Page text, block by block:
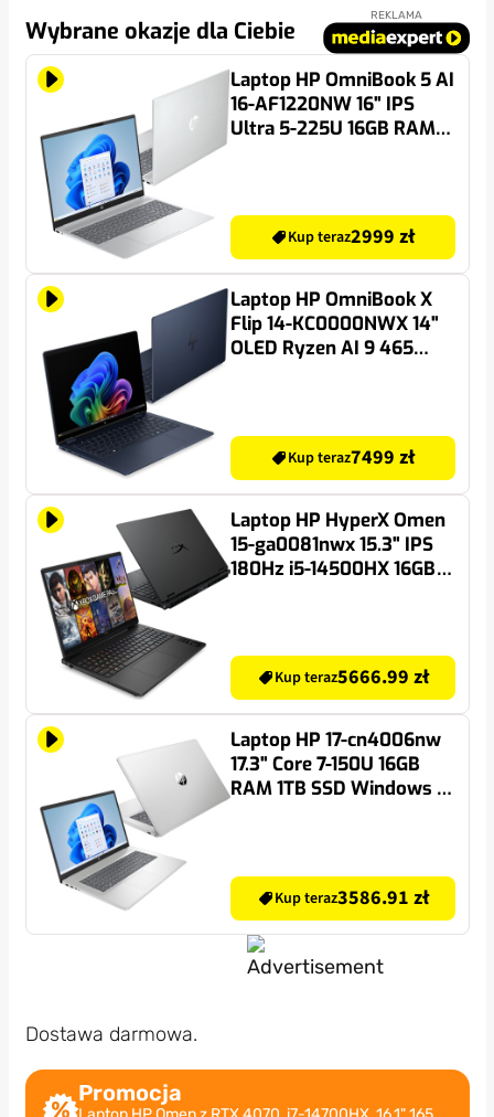
Wybrane okazje dla Ciebie
REKLAMA
Laptop HP OmniBook 5 AI
16-AF1220NW 16" IPS
Ultra 5-225U 16GB RAM
Kup teraz2999 zł
Laptop HP OmniBook X
Flip 14-KC0000NWX 14"
OLED Ryzen AI 9 465
Kup teraz7499 zł
Laptop HP HyperX Omen
15-ga0081nwx 15.3" IPS
180Hz i5-14500HX 16GB
Kup teraz5666.99 zł
Laptop HP 17-cn4006nw
17.3" Core 7-150U 16GB
RAM 1TB SSD Windows 11
Kup teraz3586.91 zł
Dostawa darmowa.
Promocja